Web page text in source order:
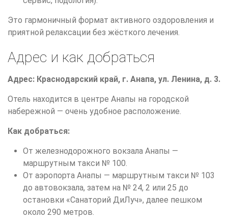
Это гармоничный формат активного оздоровления и
приятной релаксации без жёсткого лечения.
Адрес и как добраться
Адрес: Краснодарский край, г. Анапа, ул. Ленина, д. 3.
Отель находится в центре Анапы на городской
набережной — очень удобное расположение.
Как добраться:
От железнодорожного вокзала Анапы —
маршрутным такси № 100.
От аэропорта Анапы — маршрутным такси № 103
до автовокзала, затем на № 24, 2 или 25 до
остановки «Санаторий ДиЛуч», далее пешком
около 290 метров.